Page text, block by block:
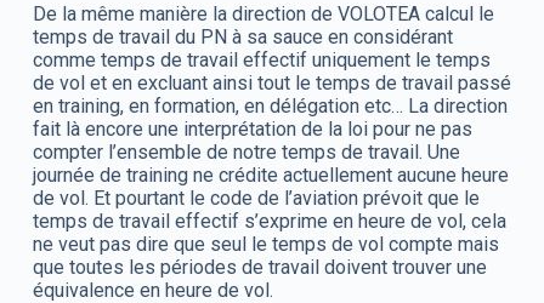
De la même manière la direction de VOLOTEA calcul le
temps de travail du PN à sa sauce en considérant
comme temps de travail effectif uniquement le temps
de vol et en excluant ainsi tout le temps de travail passé
en training, en formation, en délégation etc… La direction
fait là encore une interprétation de la loi pour ne pas
compter l’ensemble de notre temps de travail. Une
journée de training ne crédite actuellement aucune heure
de vol. Et pourtant le code de l’aviation prévoit que le
temps de travail effectif s’exprime en heure de vol, cela
ne veut pas dire que seul le temps de vol compte mais
que toutes les périodes de travail doivent trouver une
équivalence en heure de vol.